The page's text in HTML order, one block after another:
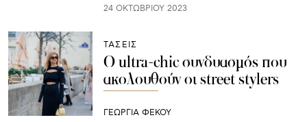
24 ΟΚΤΩΒΡΊΟΥ 2023
ΤΑΣΕΙΣ
Ο ultra-chic συνδυασμός που
ακολουθούν οι street stylers
ΓΕΩΡΓΙΑ ΦΕΚΟΥ